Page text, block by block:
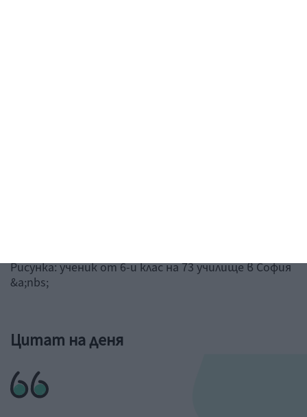
Рисунка: ученик от 6-и клас на 73 училище в София
&a;nbs;
Цитат на деня